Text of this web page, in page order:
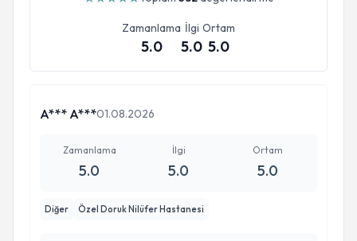
Zamanlama
5.0
İlgi
5.0
Ortam
5.0
A*** A***01.08.2026
Zamanlama
5.0
İlgi
5.0
Ortam
5.0
Diğer Özel Doruk Nilüfer Hastanesi